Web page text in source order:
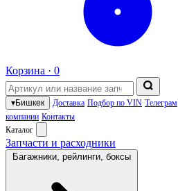
Корзина · 0
▾Бишкек Доставка Подбор по VIN Телеграм
компании Контакты
Каталог
Запчасти и расходники
Багажники, рейлинги, боксы